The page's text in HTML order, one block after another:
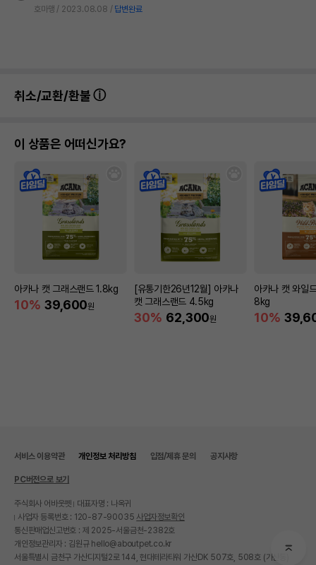
호마맹 2023.08.08 답변완료
취소/교환/환불
이 상품은 어떠신가요?
아카나 캣 그래스랜드 1.8kg
10% 39,600원
[유통기한26년12월] 아카나
캣 그래스랜드 4.5kg
30% 62,300원
아카나 캣 와일
8kg
10%
서비스 이용약관 개인정보 처리방침 입점/제휴 문의 공지사항
PC버전으로 보기
주식회사 어바웃펫
대표자명 : 나옥귀
사업자 등록번호 : 120-87-90035 사업자정보확인
통신판매업신고번호 : 제 2025-서울금천-2382호
개인정보관리자 : 김원규 hello@aboutpet.co.kr
서울특별시 금천구 가산디지털2로 144, 현대테라타워 가산DK 507호, 508호 (가산동)